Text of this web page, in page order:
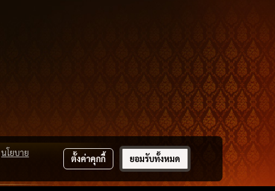
นโยบาย
ตั้งค่าคุกกี้ ยอมรับทั้งหมด